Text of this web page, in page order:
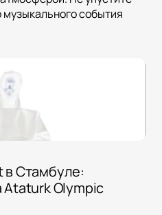
события
в Стамбуле:
Ataturk Olympic